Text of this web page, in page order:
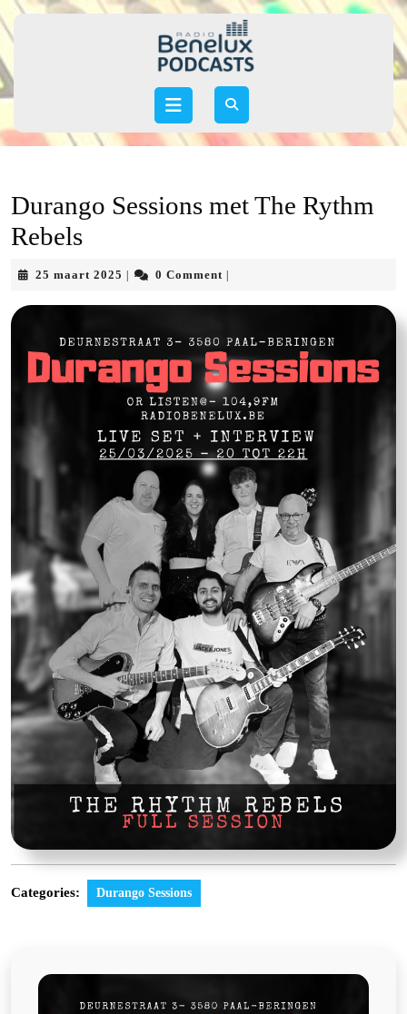
Skip
to
Open
Durango Sessions met The Rythm
Rebels
25 maart 2025 25
2025
0 Comment
Categories: Durango Sessions